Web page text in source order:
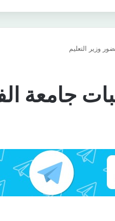
وزير التعليم
جامعة